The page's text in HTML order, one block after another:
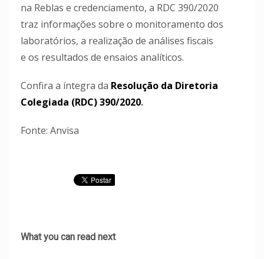
na Reblas e credenciamento, a RDC 390/2020
traz informações sobre o monitoramento dos
laboratórios, a realização de análises fiscais
e os resultados de ensaios analíticos.
Confira a íntegra da Resolução da Diretoria
Colegiada (RDC) 390/2020.
Fonte: Anvisa
What you can read next